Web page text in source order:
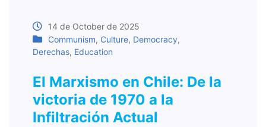
14 de October de 2025
Communism, Culture, Democracy,
Derechas, Education
El Marxismo en Chile: De la
victoria de 1970 a la
Infiltración Actual